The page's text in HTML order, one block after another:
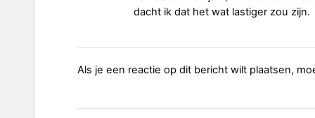
dacht ik dat het wat lastiger zou zijn.
Als je een reactie op dit bericht wilt plaatsen,